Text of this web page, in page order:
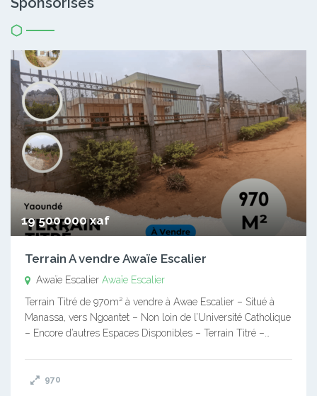
19 500 000 xaf
Terrain A vendre Awaïe Escalier
Awaïe Escalier Awaïe Escalier
Terrain Titré de 970m² à vendre à Awae Escalier – Situé à
Manassa, vers Ngoantet – Non loin de l’Université Catholique
– Encore d’autres Espaces Disponibles – Terrain Titré –…
970